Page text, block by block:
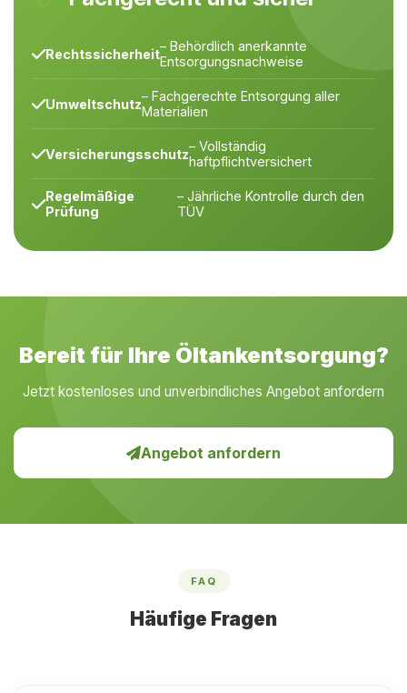
Rechtssicherheit– Behördlich anerkannte
Entsorgungsnachweise
Umweltschutz– Fachgerechte Entsorgung aller
Materialien
Versicherungsschutz– Vollständig
haftpflichtversichert
Regelmäßige
Prüfung
– Jährliche Kontrolle durch den
TÜV
Bereit für Ihre Öltankentsorgung?
Jetzt kostenloses und unverbindliches Angebot anfordern
Angebot anfordern
FAQ
Häufige Fragen